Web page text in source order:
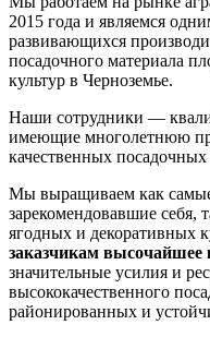
2015 года и являемся
развивающихся
посадочного материала
культур в Черноземье.
Наши сотрудники —
имеющие многолетнюю
качественных посадочных
Мы выращиваем как
зарекомендовавшие себя,
ягодных и декоративных
заказчикам высочайшее
значительные усилия и
высококачественного
районированных и